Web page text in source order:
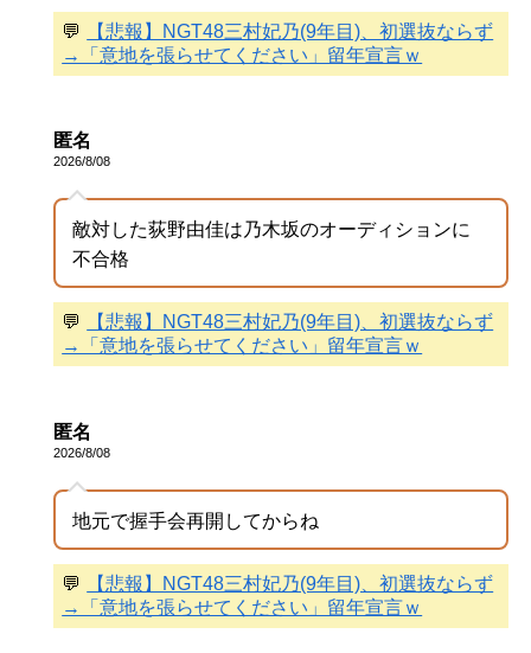
💬
【悲報】NGT48三村妃乃(9年目)、初選抜ならず
→「意地を張らせてください」留年宣言ｗ
匿名
2026/8/08
敵対した荻野由佳は乃木坂のオーディションに
不合格
💬
【悲報】NGT48三村妃乃(9年目)、初選抜ならず
→「意地を張らせてください」留年宣言ｗ
匿名
2026/8/08
地元で握手会再開してからね
💬
【悲報】NGT48三村妃乃(9年目)、初選抜ならず
→「意地を張らせてください」留年宣言ｗ